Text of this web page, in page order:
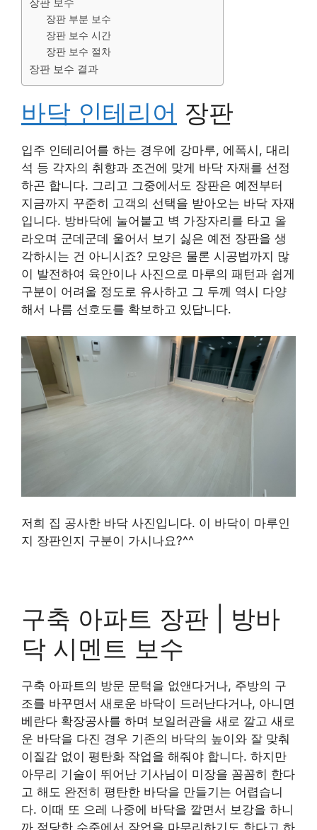
장판 부분 보수
장판 보수 시간
장판 보수 절차
장판 보수 결과
바닥 인테리어 장판
입주 인테리어를 하는 경우에 강마루, 에폭시, 대리
석 등 각자의 취향과 조건에 맞게 바닥 자재를 선정
하곤 합니다. 그리고 그중에서도 장판은 예전부터
지금까지 꾸준히 고객의 선택을 받아오는 바닥 자재
입니다. 방바닥에 눌어붙고 벽 가장자리를 타고 올
라오며 군데군데 울어서 보기 싫은 예전 장판을 생
각하시는 건 아니시죠? 모양은 물론 시공법까지 많
이 발전하여 육안이나 사진으로 마루의 패턴과 쉽게
구분이 어려울 정도로 유사하고 그 두께 역시 다양
해서 나름 선호도를 확보하고 있답니다.
저희 집 공사한 바닥 사진입니다. 이 바닥이 마루인
지 장판인지 구분이 가시나요?^^
구축 아파트 장판 | 방바
닥 시멘트 보수
구축 아파트의 방문 문턱을 없앤다거나, 주방의 구
조를 바꾸면서 새로운 바닥이 드러난다거나, 아니면
베란다 확장공사를 하며 보일러관을 새로 깔고 새로
운 바닥을 다진 경우 기존의 바닥의 높이와 잘 맞춰
이질감 없이 평탄화 작업을 해줘야 합니다. 하지만
아무리 기술이 뛰어난 기사님이 미장을 꼼꼼히 한다
고 해도 완전히 평탄한 바닥을 만들기는 어렵습니
다. 이때 또 으레 나중에 바닥을 깔면서 보강을 하니